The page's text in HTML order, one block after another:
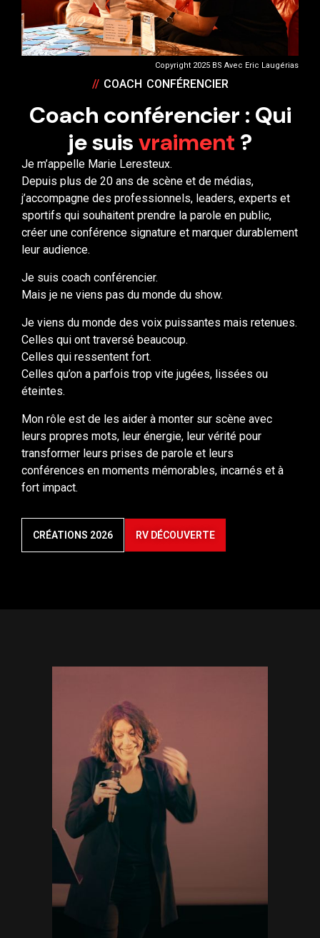
//COACH CONFÉRENCIER
Coach conférencier : Qui
je suisvraiment
Je m’appelle Marie Leresteux.
Depuis plus de 20 ans de scène et de médias,
j’accompagne des professionnels, leaders, experts et
sportifs qui souhaitent prendre la parole en public,
créer une conférence signature et marquer durablement
leur audience.
Je suis coach conférencier.
Mais je ne viens pas du monde du show.
Celles qui ont traversé beaucoup.
Celles qui ressentent fort.
Celles qu’on a parfois trop vite jugées, lissées ou
éteintes.
Mon rôle est de les aider à monter sur scène avec
leurs propres mots, leur énergie, leur vérité pour
transformer leurs prises de parole et leurs
conférences en moments mémorables, incarnés et à
fort impact.
Copyright 2025 BS Avec Eric Laugérias
POUR QUI ET POURQUOI ?